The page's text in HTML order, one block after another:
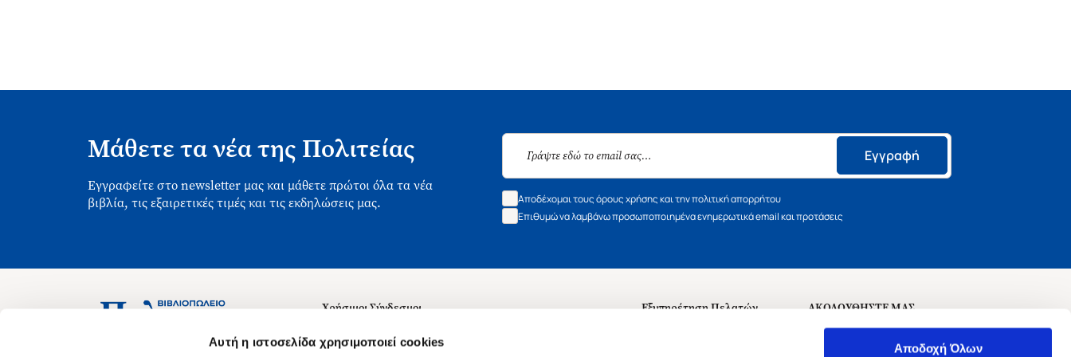
Αυτή η ιστοσελίδα χρησιμοποιεί cookies Αποδοχή Όλων
Μάθετε τα νέα της Πολιτείας
Εγγραφείτε στο newsletter μας και μάθετε πρώτοι όλα τα νέα
βιβλία, τις εξαιρετικές τιμές και τις εκδηλώσεις μας.
Εγγραφή
Αποδέχομαι τους όρους χρήσης και την πολιτική απορρήτου
Επιθυμώ να λαμβάνω προσωποποιημένα ενημερωτικά email και προτάσεις
Ασκληπιού 1-3, Αθήνα 106 79
Χρήσιμοι Σύνδεσμοι
Σχετικά με εμάς
Εξυπηρέτηση Πελατών
ΑΚΟΛΟΥΘΗΣΤΕ ΜΑΣ